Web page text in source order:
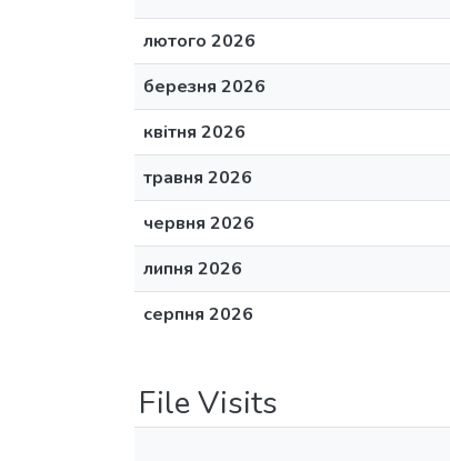
лютого 2026
березня 2026
квітня 2026
травня 2026
червня 2026
липня 2026
серпня 2026
File Visits